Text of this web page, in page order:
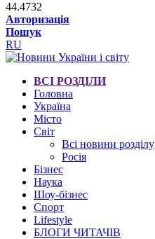
44.4732
Авторизація
Пошук
RU
ВСІ РОЗДІЛИ
Головна
Україна
Місто
Світ
Всі новини розділу
Росія
Бізнес
Наука
Шоу-бізнес
Спорт
Lifestyle
БЛОГИ ЧИТАЧІВ